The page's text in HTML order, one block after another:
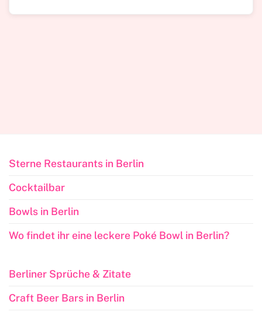
Sterne Restaurants in Berlin
Cocktailbar
Bowls in Berlin
Wo findet ihr eine leckere Poké Bowl in Berlin?
Berliner Sprüche & Zitate
Craft Beer Bars in Berlin